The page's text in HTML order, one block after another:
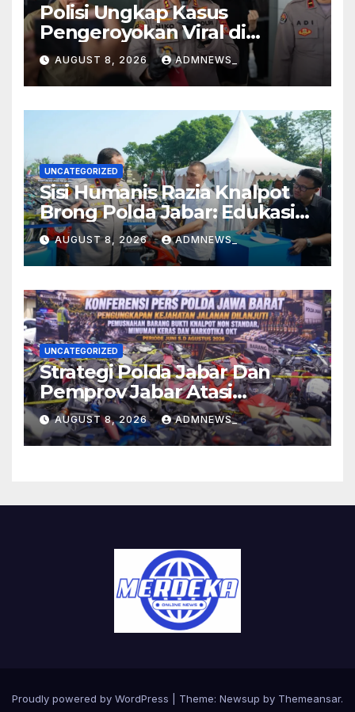
Polisi Ungkap Kasus
Pengeroyokan Viral di
Tarogong Kaler, Berawal dari
Knalpot Brong
AUGUST 8, 2026 ADMNEWS_
UNCATEGORIZED
Sisi Humanis Razia Knalpot
Brong Polda Jabar: Edukasi
Pengendara Hingga Ganti
Knalpot Sukarela
AUGUST 8, 2026 ADMNEWS_
UNCATEGORIZED
Strategi Polda Jabar Dan
Pemprov Jabar Atasi
Kejahatan Jalanan
AUGUST 8, 2026 ADMNEWS_
Proudly powered by WordPress Theme: Newsup by Themeansar.